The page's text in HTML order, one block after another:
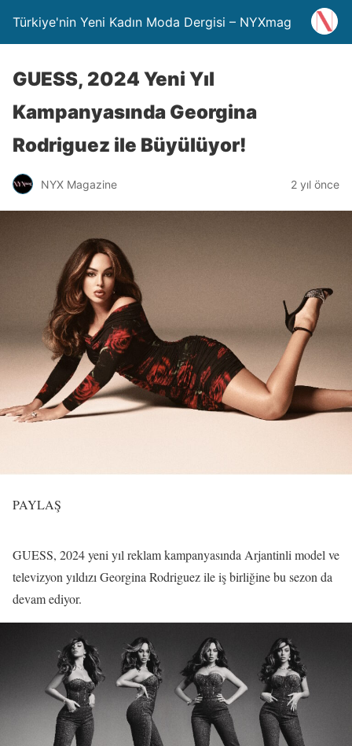
Türkiye'nin Yeni Kadın Moda Dergisi – NYXmag
GUESS, 2024 Yeni Yıl
Kampanyasında Georgina
Rodriguez ile Büyülüyor!
NYX Magazine 2 yıl önce
PAYLAŞ
GUESS, 2024 yeni yıl reklam kampanyasında Arjantinli model ve
televizyon yıldızı Georgina Rodriguez ile iş birliğine bu sezon da
devam ediyor.